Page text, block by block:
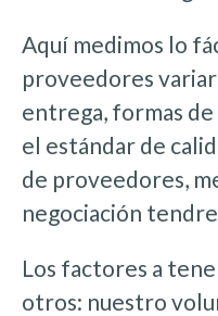
Aquí medimos lo
proveedores
entrega, formas de
el estándar de
de proveedores,
negociación
Los factores a
otros: nuestro